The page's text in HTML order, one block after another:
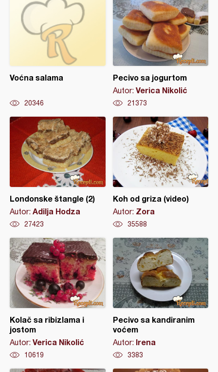
Voćna salama
20346
Pecivo sa jogurtom
Autor: Verica Nikolić
21373
Londonske štangle (2)
Autor: Adilja Hodza
27423
Koh od griza (video)
Autor: Zora
35588
Kolač sa ribizlama i
jostom
Autor: Verica Nikolić
10619
Pecivo sa kandiranim
voćem
Autor: Irena
3383